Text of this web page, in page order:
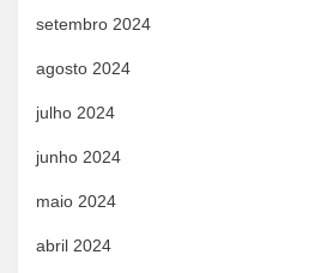
setembro 2024
agosto 2024
julho 2024
junho 2024
maio 2024
abril 2024